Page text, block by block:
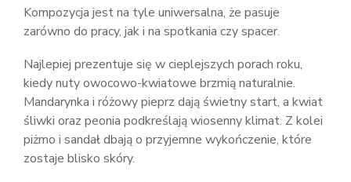
Kompozycja jest na tyle uniwersalna, że pasuje
zarówno do pracy, jak i na spotkania czy spacer.
Najlepiej prezentuje się w cieplejszych porach roku,
kiedy nuty owocowo-kwiatowe brzmią naturalnie.
Mandarynka i różowy pieprz dają świetny start, a kwiat
śliwki oraz peonia podkreślają wiosenny klimat. Z kolei
piżmo i sandał dbają o przyjemne wykończenie, które
zostaje blisko skóry.